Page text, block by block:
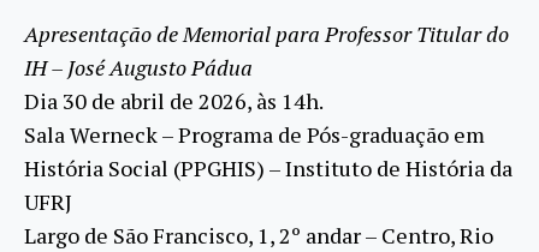
Apresentação de Memorial para Professor Titular do
IH – José Augusto Pádua
Dia 30 de abril de 2026, às 14h.
Sala Werneck – Programa de Pós-graduação em
História Social (PPGHIS) – Instituto de História da
UFRJ
Largo de São Francisco, 1, 2º andar – Centro, Rio